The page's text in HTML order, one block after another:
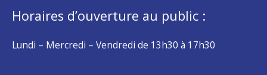
Horaires d’ouverture au public :
Lundi – Mercredi – Vendredi de 13h30 à 17h30